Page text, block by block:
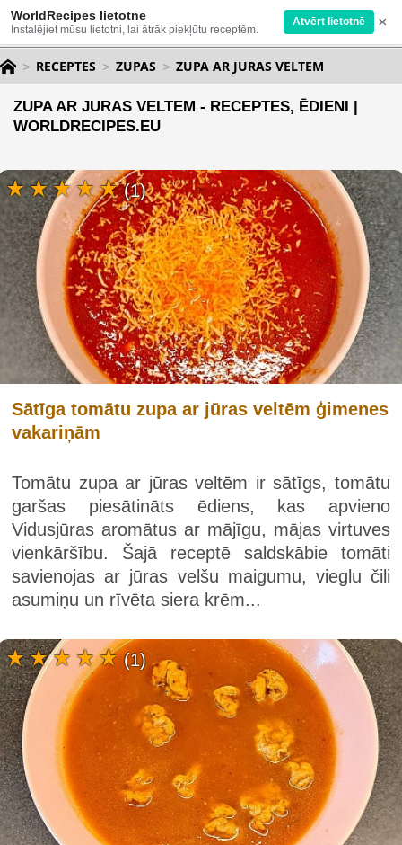
WorldRecipes lietotne
Instalējiet mūsu lietotni, lai ātrāk piekļūtu receptēm.
Atvērt lietotnē ×
RECEPTES ZUPAS ZUPA AR JURAS VELTEM
ZUPA AR JURAS VELTEM - RECEPTES, ĒDIENI |
WORLDRECIPES.EU
Sātīga tomātu zupa ar jūras veltēm ģimenes
vakariņām
Tomātu zupa ar jūras veltēm ir sātīgs, tomātu
garšas piesātināts ēdiens, kas apvieno
Vidusjūras aromātus ar mājīgu, mājas virtuves
vienkāršību. Šajā receptē saldskābie tomāti
savienojas ar jūras velšu maigumu, vieglu čili
asumiņu un rīvēta siera krēm...
(1)
(1)